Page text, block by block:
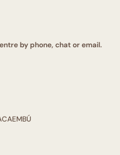
by phone, chat or email.